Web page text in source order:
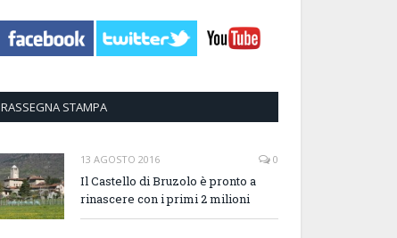
RASSEGNA STAMPA
13 AGOSTO 2016 0
Il Castello di Bruzolo è pronto a
rinascere con i primi 2 milioni